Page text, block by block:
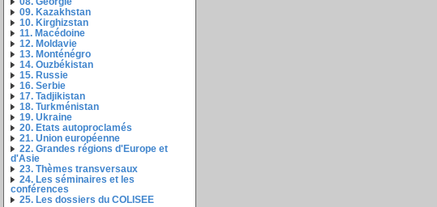
09. Kazakhstan
10. Kirghizstan
11. Macédoine
12. Moldavie
13. Monténégro
14. Ouzbékistan
15. Russie
16. Serbie
17. Tadjikistan
18. Turkménistan
19. Ukraine
20. Etats autoproclamés
21. Union européenne
22. Grandes régions d'Europe et
d'Asie
23. Thèmes transversaux
24. Les séminaires et les
conférences
25. Les dossiers du COLISEE